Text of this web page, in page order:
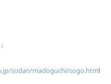
sodan/madoguchi/sogo.html